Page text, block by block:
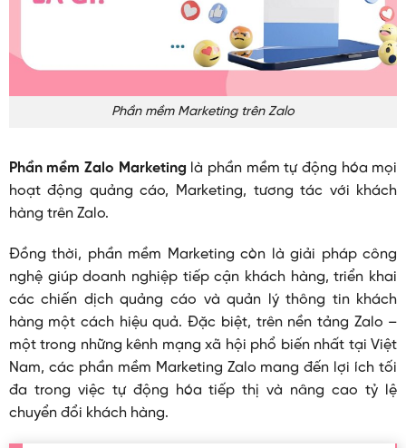
Phần mềm Marketing trên Zalo
Phần mềm Zalo Marketing là phần mềm tự động hóa mọi
hoạt động quảng cáo, Marketing, tương tác với khách
hàng trên Zalo.
Đồng thời, phần mềm Marketing còn là giải pháp công
nghệ giúp doanh nghiệp tiếp cận khách hàng, triển khai
các chiến dịch quảng cáo và quản lý thông tin khách
hàng một cách hiệu quả. Đặc biệt, trên nền tảng Zalo –
một trong những kênh mạng xã hội phổ biến nhất tại Việt
Nam, các phần mềm Marketing Zalo mang đến lợi ích tối
đa trong việc tự động hóa tiếp thị và nâng cao tỷ lệ
chuyển đổi khách hàng.